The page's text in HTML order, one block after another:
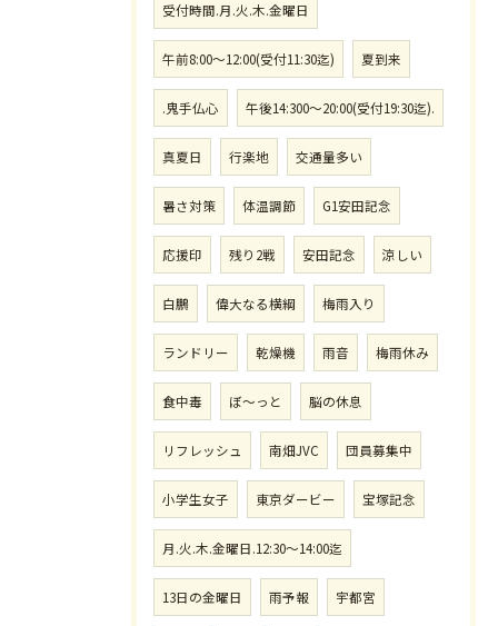
受付時間.月.火.木.金曜日
午前8:00〜12:00(受付11:30迄) 夏到来
.鬼手仏心 午後14:300〜20:00(受付19:30迄).
真夏日 行楽地 交通量多い
暑さ対策 体温調節 G1安田記念
応援印 残り2戦 安田記念 涼しい
白鵬 偉大なる横綱 梅雨入り
ランドリー 乾燥機 雨音 梅雨休み
食中毒 ぼ〜っと 脳の休息
リフレッシュ 南畑JVC 団員募集中
小学生女子 東京ダービー 宝塚記念
月.火.木.金曜日.12:30〜14:00迄
13日の金曜日 雨予報 宇都宮